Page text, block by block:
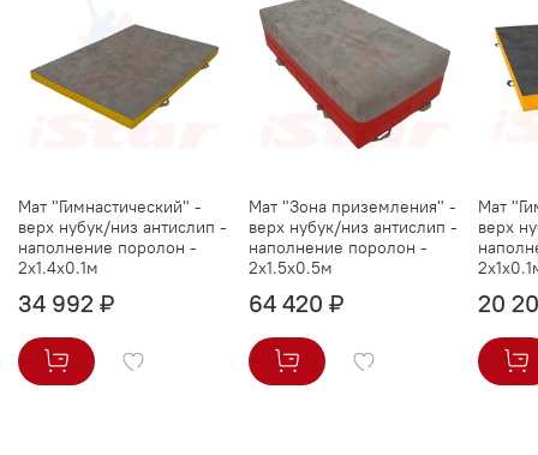
Мат "Гимнастический" -
верх нубук/низ антислип -
наполнение поролон -
2x1.4x0.1м
34 992 ₽
Мат "Зона приземления" -
верх нубук/низ антислип -
наполнение поролон -
2x1.5x0.5м
64 420 ₽
Мат
верх
20